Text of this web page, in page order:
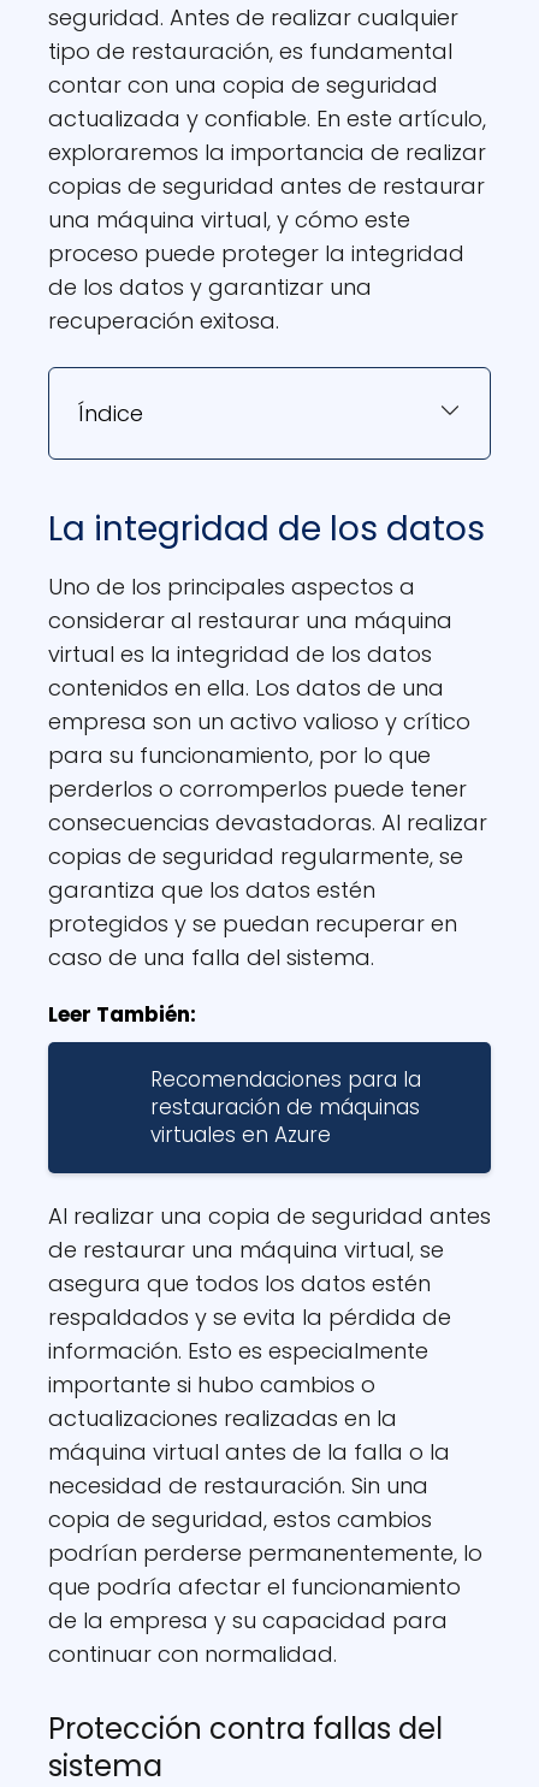
seguridad. Antes de realizar cualquier
tipo de restauración, es fundamental
contar con una copia de seguridad
actualizada y confiable. En este artículo,
exploraremos la importancia de realizar
copias de seguridad antes de restaurar
una máquina virtual, y cómo este
proceso puede proteger la integridad
de los datos y garantizar una
recuperación exitosa.
Índice
La integridad de los datos
Uno de los principales aspectos a
considerar al restaurar una máquina
virtual es la integridad de los datos
contenidos en ella. Los datos de una
empresa son un activo valioso y crítico
para su funcionamiento, por lo que
perderlos o corromperlos puede tener
consecuencias devastadoras. Al realizar
copias de seguridad regularmente, se
garantiza que los datos estén
protegidos y se puedan recuperar en
caso de una falla del sistema.
Leer También:
Recomendaciones para la
restauración de máquinas
virtuales en Azure
Al realizar una copia de seguridad antes
de restaurar una máquina virtual, se
asegura que todos los datos estén
respaldados y se evita la pérdida de
información. Esto es especialmente
importante si hubo cambios o
actualizaciones realizadas en la
máquina virtual antes de la falla o la
necesidad de restauración. Sin una
copia de seguridad, estos cambios
podrían perderse permanentemente, lo
que podría afectar el funcionamiento
de la empresa y su capacidad para
continuar con normalidad.
Protección contra fallas del
sistema